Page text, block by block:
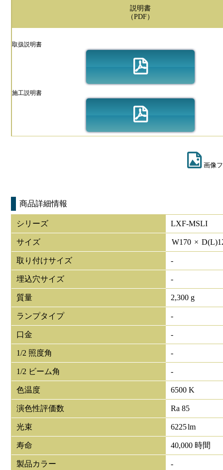
説明書
（PDF）
取扱説明書
施工説明書
画像
商品詳細情報
シリーズ LXF-MSLI
サイズ W170 × D(L)
取り付けサイズ -
埋込穴サイズ -
質量 2,300 g
ランプタイプ -
口金 -
1/2 照度角 -
1/2 ビーム角 -
色温度 6500 K
演色性評価数 Ra 85
光束 6225lm
寿命 40,000 時間
製品カラー -